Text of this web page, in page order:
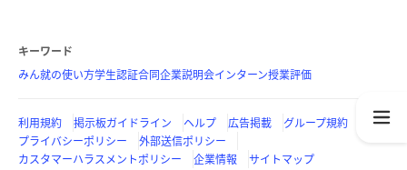
キーワード
みん就の使い方学生認証合同企業説明会インターン授業評価
利用規約 掲示板ガイドライン ヘルプ 広告掲載
グループ規約
プライバシーポリシー
外部送信ポリシー
カスタマーハラスメントポリシー
企業情報 サイトマップ